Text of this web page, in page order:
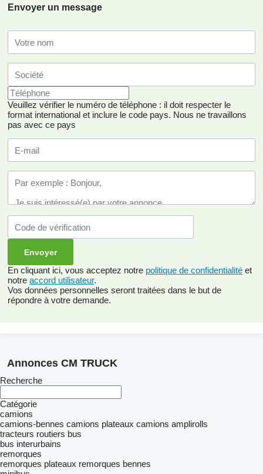
Envoyer un message
Veuillez vérifier le numéro de téléphone : il doit respecter le
format international et inclure le code pays. Nous ne travaillons
pas avec ce pays
En cliquant ici, vous acceptez notre politique de confidentialité et
notre accord utilisateur.
Vos données personnelles seront traitées dans le but de
répondre à votre demande.
Annonces CM TRUCK
Recherche
Catégorie
camions
camions-bennes camions plateaux camions amplirolls
tracteurs routiers bus
bus interurbains
remorques
remorques plateaux remorques bennes